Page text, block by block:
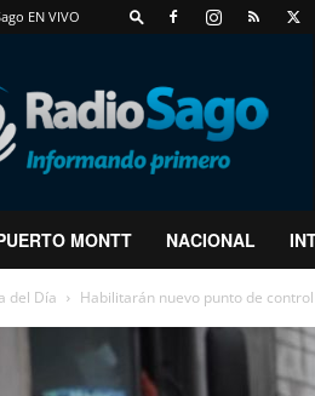
EN VIVO
MONTT NACIONAL
del Día Habilitarán nuevo punto de